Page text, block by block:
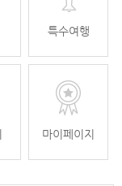
특수여행
마이페이지